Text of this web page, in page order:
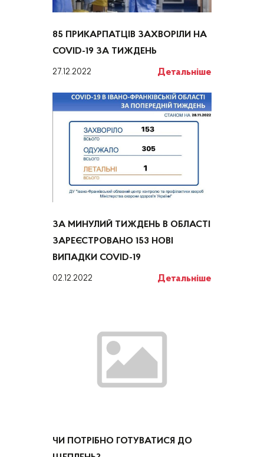
85 ПРИКАРПАТЦІВ ЗАХВОРІЛИ НА
COVID-19 ЗА ТИЖДЕНЬ
27.12.2022 Детальніше
ЗА МИНУЛИЙ ТИЖДЕНЬ В ОБЛАСТІ
ЗАРЕЄСТРОВАНО 153 НОВІ
ВИПАДКИ COVID-19
02.12.2022 Детальніше
ЧИ ПОТРІБНО ГОТУВАТИСЯ ДО